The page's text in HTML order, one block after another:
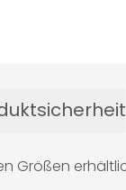
Größen